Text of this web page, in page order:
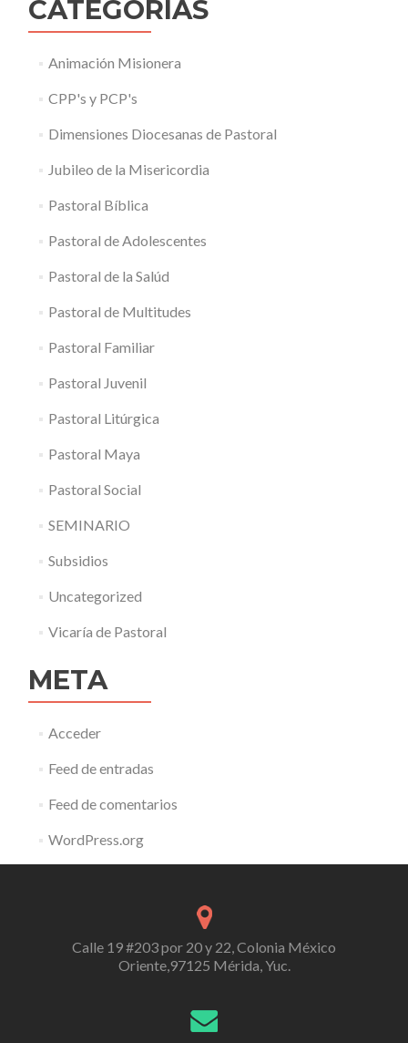
CATEGORÍAS
Animación Misionera
CPP's y PCP's
Dimensiones Diocesanas de Pastoral
Jubileo de la Misericordia
Pastoral Bíblica
Pastoral de Adolescentes
Pastoral de la Salúd
Pastoral de Multitudes
Pastoral Familiar
Pastoral Juvenil
Pastoral Litúrgica
Pastoral Maya
Pastoral Social
SEMINARIO
Subsidios
Uncategorized
Vicaría de Pastoral
META
Acceder
Feed de entradas
Feed de comentarios
WordPress.org
Calle 19 #203 por 20 y 22, Colonia México
Oriente,97125 Mérida, Yuc.